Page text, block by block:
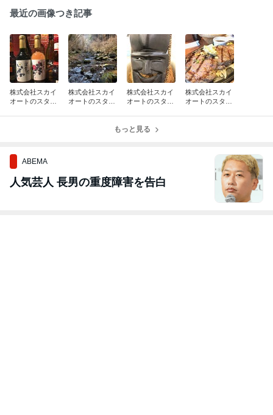
最近の画像つき記事
株式会社スカイ
オートのスタッ
株式会社スカイ
オートのスタッ
株式会社スカイ
オートのスタッ
車 販売 買取 中
株式会社スカイ
オートのスタッ
もっと見る
ABEMA
人気芸人 長男の重度障害を告白